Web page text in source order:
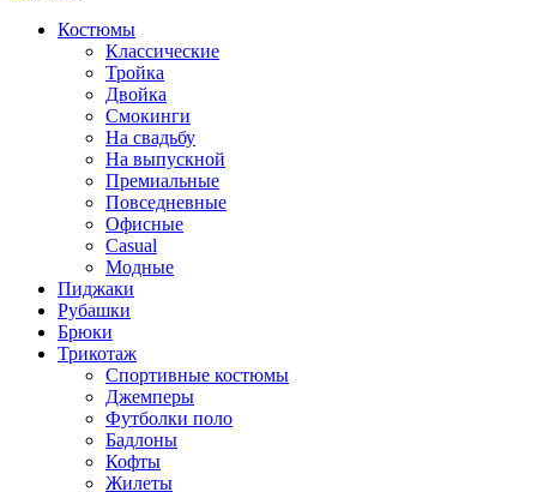
Костюмы
Классические
Тройка
Двойка
Смокинги
На свадьбу
На выпускной
Премиальные
Повседневные
Офисные
Casual
Модные
Пиджаки
Рубашки
Брюки
Трикотаж
Спортивные костюмы
Джемперы
Футболки поло
Бадлоны
Кофты
Жилеты